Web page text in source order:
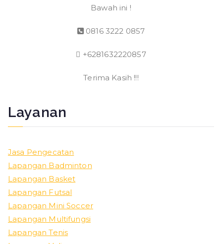
Bawah ini !
0816 3222 0857
+6281632220857
Terima Kasih !!!
Layanan
Jasa Pengecatan
Lapangan Badminton
Lapangan Basket
Lapangan Futsal
Lapangan Mini Soccer
Lapangan Multifungsi
Lapangan Tenis